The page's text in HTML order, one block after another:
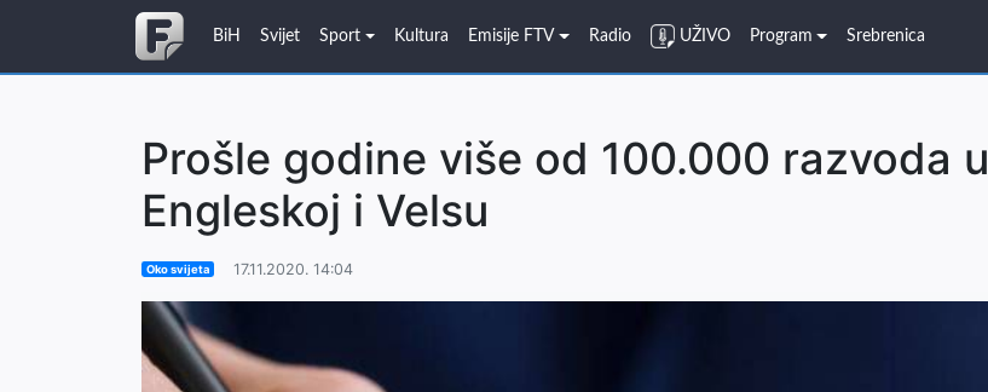
BiH Svijet Sport Kultura Emisije FTV Radio UŽIVO Program Srebrenica
Prošle godine više od 100.000 razvoda u
Engleskoj i Velsu
Oko svijeta 17.11.2020. 14:04